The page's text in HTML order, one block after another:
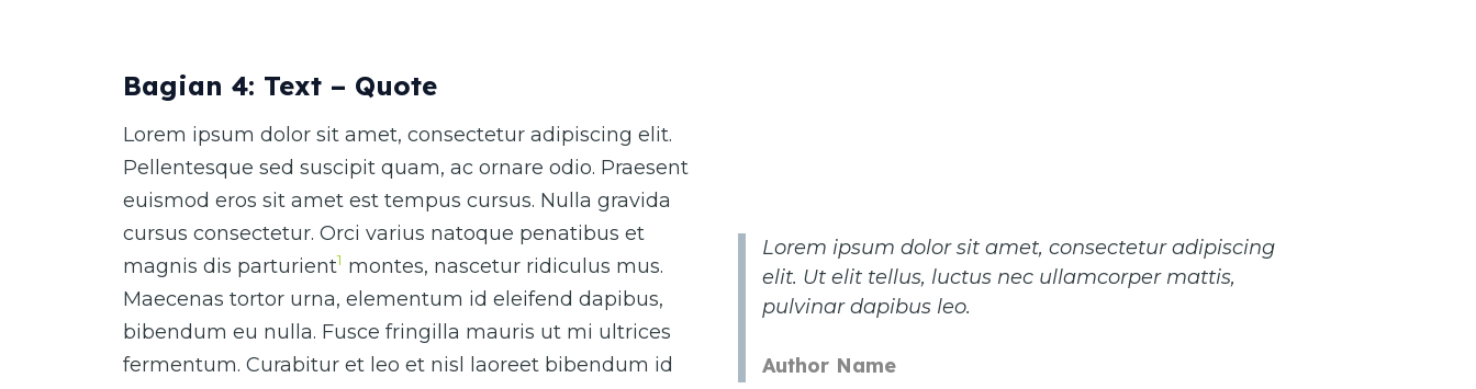
Bagian 4: Text – Quote
Lorem ipsum dolor sit amet, consectetur adipiscing elit.
Pellentesque sed suscipit quam, ac ornare odio. Praesent
euismod eros sit amet est tempus cursus. Nulla gravida
cursus consectetur. Orci varius natoque penatibus et
magnis dis parturient1 montes, nascetur ridiculus mus.
Maecenas tortor urna, elementum id eleifend dapibus,
bibendum eu nulla. Fusce fringilla mauris ut mi ultrices
fermentum. Curabitur et leo et nisl laoreet bibendum id
Lorem ipsum dolor sit amet, consectetur adipiscing
elit. Ut elit tellus, luctus nec ullamcorper mattis,
pulvinar dapibus leo.
Author Name